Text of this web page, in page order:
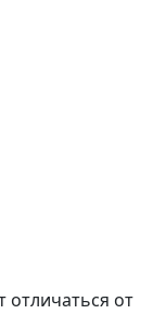
от